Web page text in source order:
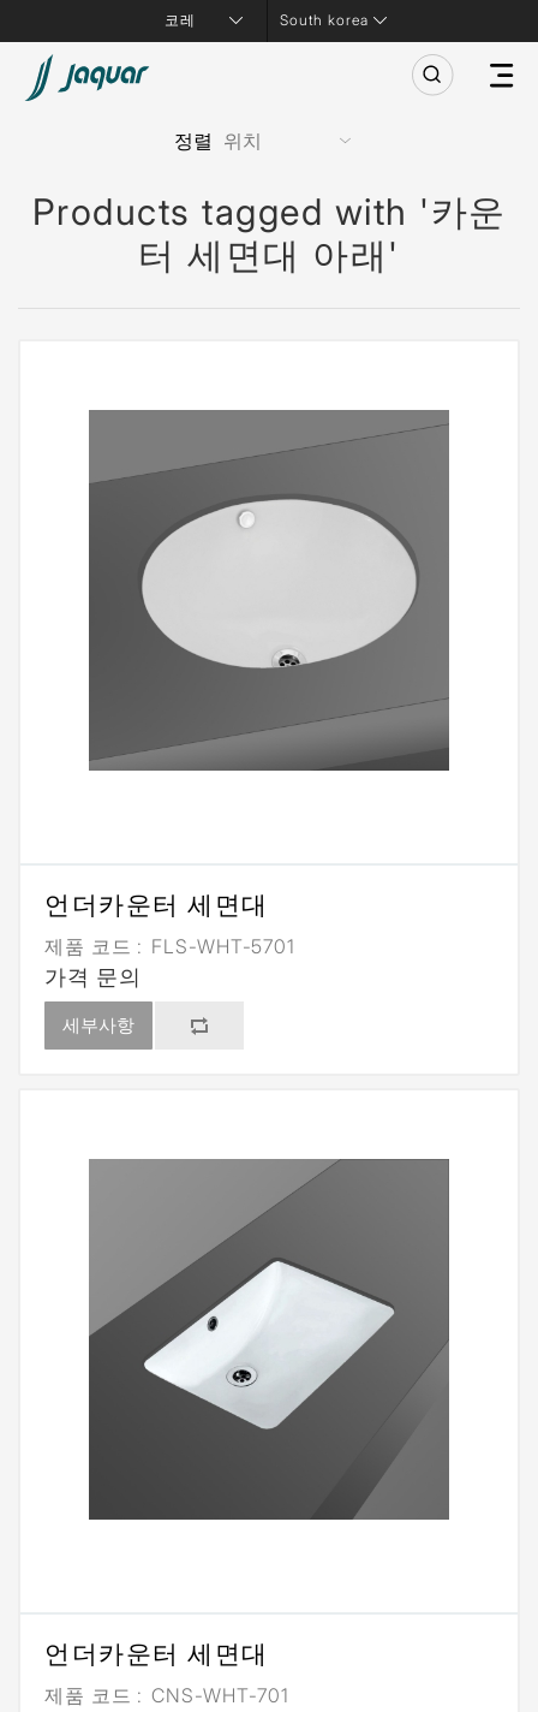
South korea
Products tagged with '카운
터 세면대 아래'
정렬
언더카운터 세면대
제품 코드 : FLS-WHT-5701
가격 문의
세부사항
언더카운터 세면대
제품 코드 : CNS-WHT-701